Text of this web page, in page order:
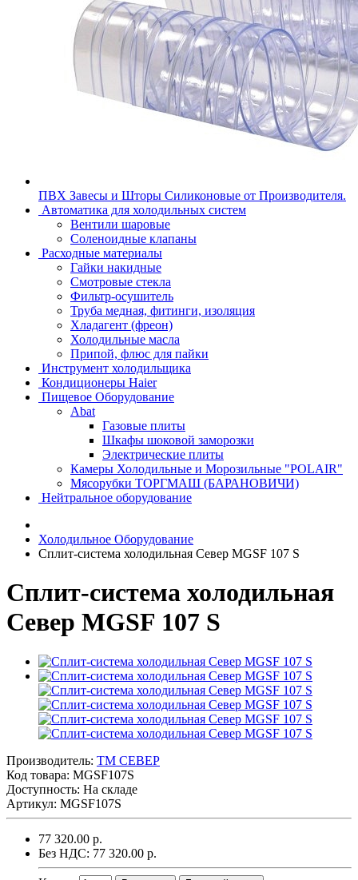
ПВХ Завесы и Шторы Силиконовые от Производителя.
Автоматика для холодильных систем
Вентили шаровые
Соленоидные клапаны
Расходные материалы
Гайки накидные
Смотровые стекла
Фильтр-осушитель
Труба медная, фитинги, изоляция
Хладагент (фреон)
Холодильные масла
Припой, флюс для пайки
Инструмент холодильщика
Кондиционеры Haier
Пищевое Оборудование
Abat
Газовые плиты
Шкафы шоковой заморозки
Электрические плиты
Камеры Холодильные и Морозильные "POLAIR"
Мясорубки ТОРГМАШ (БАРАНОВИЧИ)
Нейтральное оборудование
Холодильное Оборудование
Сплит-система холодильная Север MGSF 107 S
Сплит-система холодильная
Север MGSF 107 S
Производитель: ТМ СЕВЕР
Код товара: MGSF107S
Доступность: На складе
Артикул: MGSF107S
77 320.00 р.
Без НДС: 77 320.00 р.